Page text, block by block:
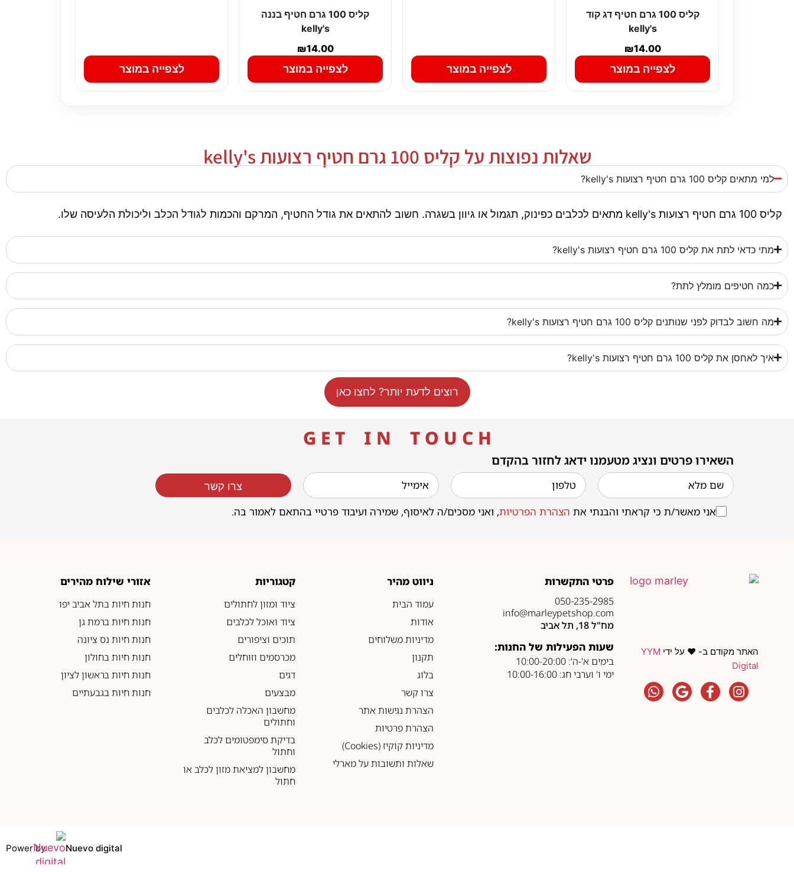
קליס 100 גרם חטיף דג קוד
kelly's
₪14.00
לצפייה במוצר לצפייה במוצר
קליס 100 גרם חטיף בננה
kelly's
₪14.00
לצפייה במוצר לצפייה במוצר
שאלות נפוצות על קליס 100 גרם חטיף רצועות kelly's
למי מתאים קליס 100 גרם חטיף רצועות kelly's?
קליס 100 גרם חטיף רצועות kelly's מתאים לכלבים כפינוק, תגמול או גיוון בשגרה. חשוב להתאים את גודל החטיף, המרקם והכמות לגודל הכלב וליכולת הלעיסה שלו.
מתי כדאי לתת את קליס 100 גרם חטיף רצועות kelly's?
כמה חטיפים מומלץ לתת?
מה חשוב לבדוק לפני שנותנים קליס 100 גרם חטיף רצועות kelly's?
איך לאחסן את קליס 100 גרם חטיף רצועות kelly's?
רוצים לדעת יותר? לחצו כאן
G E T I N T O U C H
השאירו פרטים ונציג מטעמנו ידאג לחזור בהקדם
אני מאשר/ת כי קראתי והבנתי את הצהרת הפרטיות, ואני מסכים/ה לאיסוף, שמירה ועיבוד פרטיי בהתאם לאמור בה.
צרו קשר
האתר מקודם ב- ❤️ על ידי YYM
Digital
פרטי התקשרות
050-235-2985
info@marleypetshop.com
מח"ל 18, תל אביב
שעות הפעילות של החנות:
בימים א'-ה': 10:00-20:00
ימי ו' וערבי חג: 10:00-16:00
ניווט מהיר
עמוד הבית
אודות
מדיניות משלוחים
תקנון
בלוג
צרו קשר
הצהרת נגישות אתר
הצהרת פרטיות
מדיניות קוקיז (Cookies)
שאלות ותשובות על מארלי
קטגוריות
ציוד ומזון לחתולים
ציוד ואוכל לכלבים
תוכים וציפורים
מכרסמים וזוחלים
דגים
מבצעים
מחשבון האכלה לכלבים
וחתולים
בדיקת סימפטומים לכלב
וחתול
מחשבון למציאת מזון לכלב או
חתול
אזורי שילוח מהירים
חנות חיות בתל אביב יפו
חנות חיות ברמת גן
חנות חיות נס ציונה
חנות חיות בחולון
חנות חיות בראשון לציון
חנות חיות בגבעתיים
Power by Nuevo digital